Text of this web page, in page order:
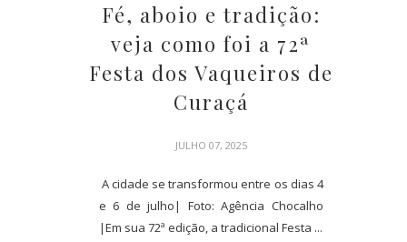
Fé, aboio e tradição:
veja como foi a 72ª
Festa dos Vaqueiros de
Curaçá
JULHO 07, 2025
A cidade se transformou entre os dias 4
e 6 de julho| Foto: Agência Chocalho
|Em sua 72ª edição, a tradicional Festa ...